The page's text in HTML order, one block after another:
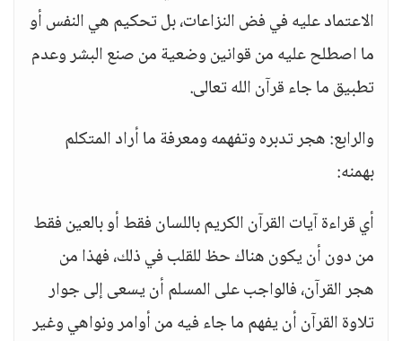
الاعتماد عليه في فض النزاعات، بل تحكيم هي النفس أو
ما اصطلح عليه من قوانين وضعية من صنع البشر وعدم
تطبيق ما جاء قرآن الله تعالى.
والرابع: هجر تدبره وتفهمه ومعرفة ما أراد المتكلم
بهمنه:
أي قراءة آيات القرآن الكريم باللسان فقط أو بالعين فقط
من دون أن يكون هناك حظ للقلب في ذلك، فهذا من
هجر القرآن، فالواجب على المسلم أن يسعى إلى جوار
تلاوة القرآن أن يفهم ما جاء فيه من أوامر ونواهي وغير